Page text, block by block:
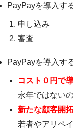
PayPayを導入す
申し込み
審査
PayPayを導入す
コスト０円で
永年ではない
新たな顧客開
若者やアリペ